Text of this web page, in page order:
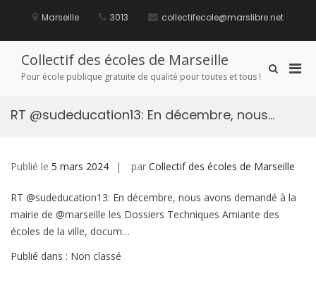
Marseille 3013 collectifecole@marslibre.net
Collectif des écoles de Marseille
Pour école publique gratuite de qualité pour toutes et tous !
Afficher
recherche
RT @sudeducation13: En décembre, nous…
Publié le 5 mars 2024 par Collectif des écoles de Marseille
RT @sudeducation13: En décembre, nous avons demandé à la
mairie de @marseille les Dossiers Techniques Amiante des
écoles de la ville, docum…
Publié dans : Non classé